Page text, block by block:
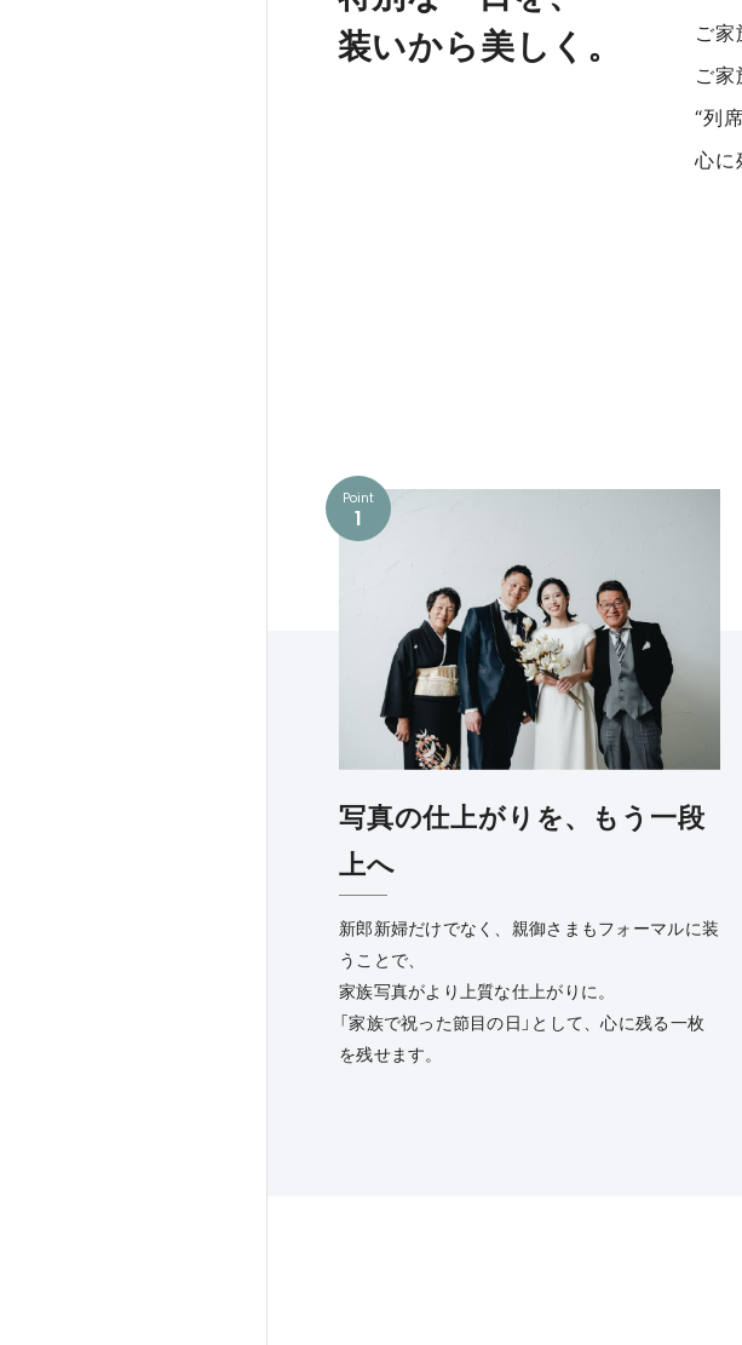
装いから美しく。
ご家
ご家
“列
心に
Point
1
写真の仕上がりを、もう一段
上へ
新郎新婦だけでなく、親御さまもフォーマルに装
うことで、
家族写真がより上質な仕上がりに。
「家族で祝った節目の日」として、心に残る一枚
を残せます。